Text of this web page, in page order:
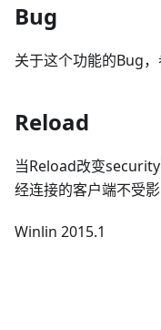
Bug
关于这个功能的Bug，
Reload
当Reload改变
经连接的客户端不受影
Winlin 2015.1